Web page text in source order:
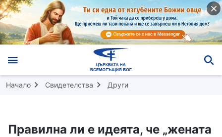
Начало Свидетелства Други
Правилна ли е идеята, че „жената